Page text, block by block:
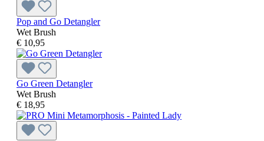
Pop and Go Detangler
Wet Brush
€ 10,95
Go Green Detangler
Wet Brush
€ 18,95